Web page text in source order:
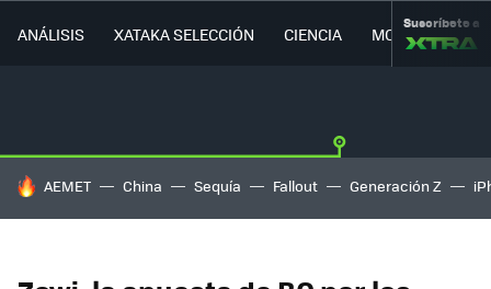
ANÁLISIS XATAKA SELECCIÓN CIENCIA MOVILIDAD
Suscríbete a
HOY SE HABLA DE
AEMET China Sequía Fallout Generación Z